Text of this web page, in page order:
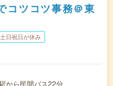
コツコツ事務＠東
土日祝日が休み
から民間バス22分